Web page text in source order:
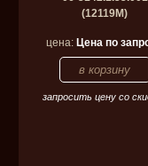
(12119M)
цена:Цена по
запросить цену со